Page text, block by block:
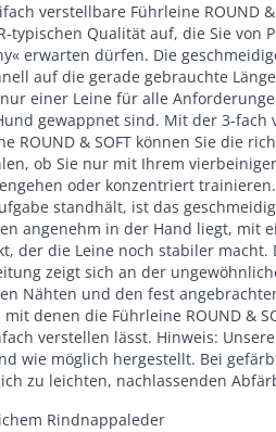
verstellbare Führleine ROUND
typischen Qualität auf, die Sie von
erwarten dürfen. Die
auf die gerade gebrauchte
einer Leine für alle
gewappnet sind. Mit der 3-fach
ROUND & SOFT können Sie die
ob Sie nur mit Ihrem
oder konzentriert
standhält, ist das
angenehm in der Hand liegt, mit
der die Leine noch stabiler macht.
zeigt sich an der
Nähten und den fest
mit denen die Führleine ROUND &
verstellen lässt. Hinweis:
wie möglich hergestellt. Bei
zu leichten, nachlassenden
Rindnappaleder